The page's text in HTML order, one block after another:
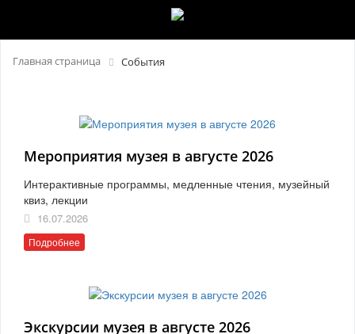
Главная страница События
Мероприятия музея в августе 2026
Интерактивные программы, медленные чтения, музейный
квиз, лекции
16.07.2026
Подробнее
Экскурсии музея в августе 2026